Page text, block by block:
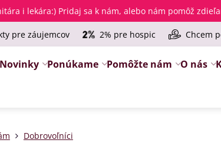
i lekára:) Pridaj sa k nám, alebo nám pomôž
pre záujemcov 2% pre hospic Chcem
Novinky Ponúkame Pomôžte nám O nás
Dobrovoľníci